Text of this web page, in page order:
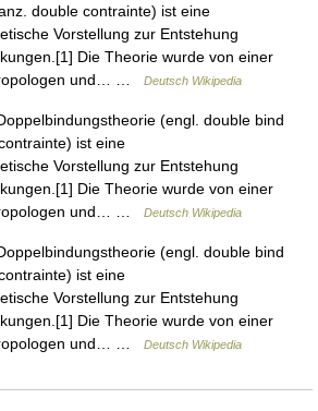
double contrainte) ist eine
Vorstellung zur Entstehung
Die Theorie wurde von einer
und… …
Deutsch Wikipedia
(engl. double bind
ist eine
Vorstellung zur Entstehung
Die Theorie wurde von einer
und… …
Deutsch Wikipedia
(engl. double bind
ist eine
Vorstellung zur Entstehung
Die Theorie wurde von einer
und… …
Deutsch Wikipedia